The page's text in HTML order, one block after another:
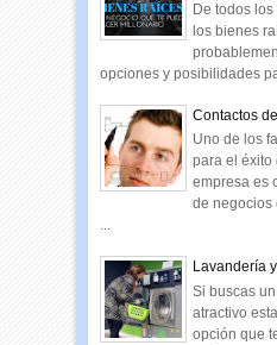
De todos
los bienes
opciones y posibilidades
Contactos
Uno de los
para el éxito
empresa es
de negocios
...
Lavandería
Si buscas
atractivo
opción que